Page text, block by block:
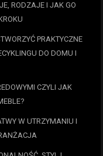
RODZAJE I JAK GO
PRAKTYCZNE
DO DOMU I
CZYLI JAK
W UTRZYMANIU I